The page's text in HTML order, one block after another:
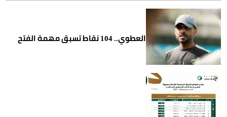
العطوي.. 104 نقاط تسبق مهمة الفتح